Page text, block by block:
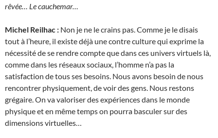
rêvée… Le cauchemar…
Michel Reilhac : Non je ne le crains pas. Comme je le disais
tout à l’heure, il existe déjà une contre culture qui exprime la
nécessité de se rendre compte que dans ces univers virtuels là,
comme dans les réseaux sociaux, l’homme n’a pas la
satisfaction de tous ses besoins. Nous avons besoin de nous
rencontrer physiquement, de voir des gens. Nous restons
grégaire. On va valoriser des expériences dans le monde
physique et en même temps on pourra basculer sur des
dimensions virtuelles…